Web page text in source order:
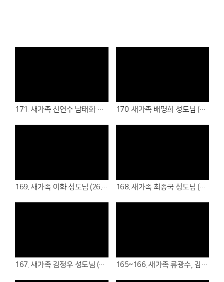
171. 새가족 신연수 남태화 성도님 (26.08.02 - 샬롬회/청년부) 170. 새가족 배명희 성도님 (26.08.02 - 여전도회)
169. 새가족 이화 성도님 (26.07.19 - 5여전도회) 168. 새가족 최종국 성도님 (26.07.05 - 5남전도회)
167. 새가족 김정우 성도님 (26.06.21 - 청년부) 165~166. 새가족 류광수, 김경아 성도님 (26.06.14 - 6남전도회, 5여전도회 )